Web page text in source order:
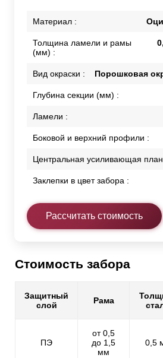
Материал :
Толщина ламели и рамы
(мм) :
Вид окраски : Порошковая
Глубина секции (мм) :
Ламели :
Боковой и верхний профили :
Центральная усиливающая
Заклепки в цвет забора :
Рассчитать стоимость
Стоимость забора
Защитный
слой
Рама
ПЭ
от 0,5
до 1,5
мм
0,5